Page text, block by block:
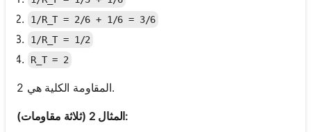
1/R_T = 2/6 + 1/6 = 3/6
1/R_T = 1/2
R_T = 2
المقاومة الكلية هي 2.
المثال 2 (ثلاثة مقاومات):